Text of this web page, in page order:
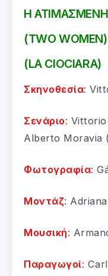
Η ΑΤΙΜΑΣΜΕΝΗ
(TWO WOMEN)
(LA CIOCIARA)
Σκηνοθεσία:
Σενάριο:
Alberto Moravia
Φωτογραφία:
Μοντάζ:
Μουσική:
Παραγωγοί: